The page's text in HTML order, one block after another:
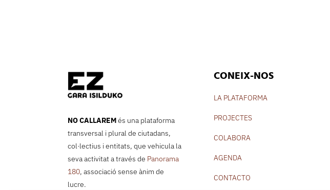
NO CALLAREMés una plataforma
transversal i plural de ciutadans,
col·lectius i entitats, que vehicula la
seva activitat a través de Panorama
180, associació sense ànim de
lucre.
CONEIX-NOS
LA PLATAFORMA
PROJECTES
COLABORA
AGENDA
CONTACTO